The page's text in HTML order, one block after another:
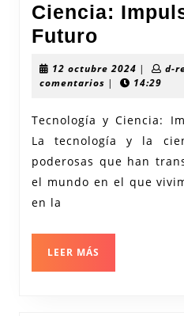
Ciencia:
Futuro
Ciencia:
del
12 octubre 2024 12
octubre
| d-
comentarios | 14:29
Tecnología y Ciencia:
La tecnología y la
poderosas que han
el mundo en el que
en la
LEER MÁS